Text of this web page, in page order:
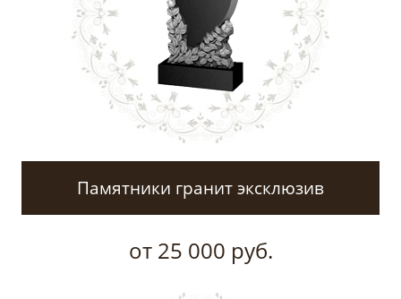
Памятники гранит эксклюзив
от 25 000 руб.